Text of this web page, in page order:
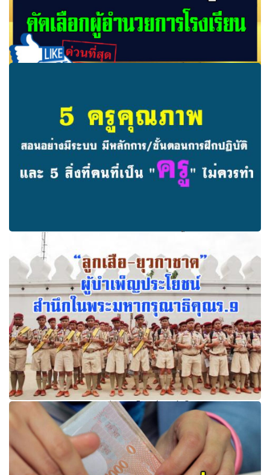
5ครูคุณภาพ สอนอย่างมีระบบ มีหลักการ/ขั้นตอนการฝึก
ปฏิบัติ และสิ่งที่คนที่เป็น "ครู" ไม่ควรทำ
ลูกเสือ-ยุวกาชาด ผู้บำเพ็ญประโยชน์ สำนึกในพระมหา
กรุณาธิคุณร.9